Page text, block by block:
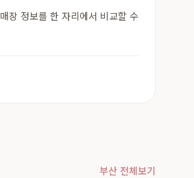
장 정보를 한 자리에서 비교할 수
부산 전체보기